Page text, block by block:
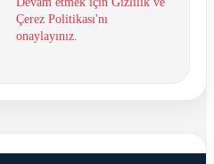
Çerez Politikası'nı
onaylayınız.